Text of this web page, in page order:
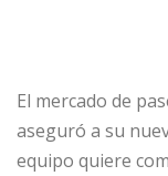
El mercado de
aseguró a su
equipo quiere